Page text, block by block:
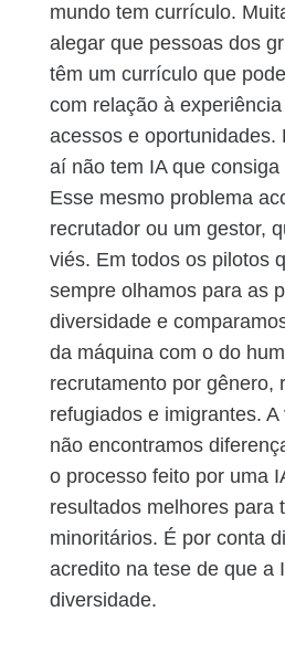
mundo tem currículo.
alegar que pessoas dos
têm um currículo que
com relação à
acessos e oportunidades.
aí não tem IA que
Esse mesmo problema
recrutador ou um gestor,
viés. Em todos os pilotos
sempre olhamos para as
diversidade e
da máquina com o do
recrutamento por gênero,
refugiados e imigrantes.
não encontramos
o processo feito por uma
resultados melhores para
minoritários. É por conta
acredito na tese de que a
diversidade.